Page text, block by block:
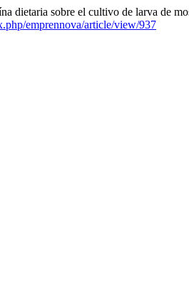
dietaria sobre el cultivo de larva de
emprennova/article/view/937